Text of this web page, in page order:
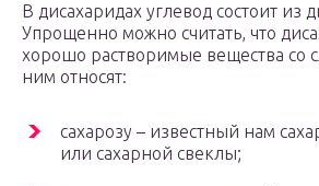
В дисахаридах углевод состоит из
Упрощенно можно считать, что
хорошо растворимые вещества со
ним относят:
сахарозу – известный нам
или сахарной свеклы;